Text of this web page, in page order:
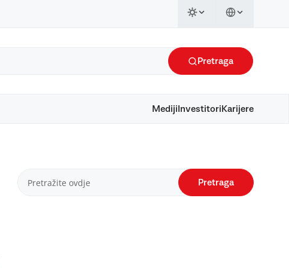
Pretraga
Mediji Investitori Karijere
Pretraga